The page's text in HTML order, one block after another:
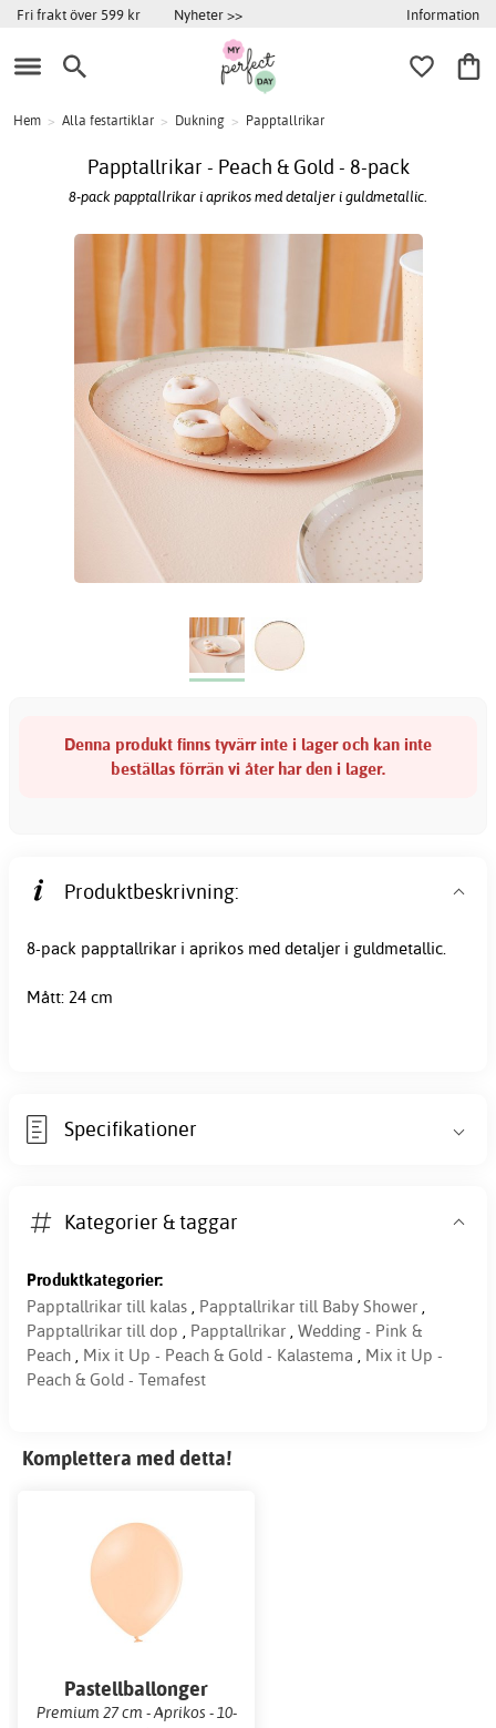
Fri frakt över 599 kr Nyheter >> Information
Hem > Alla festartiklar > Dukning > Papptallrikar
Papptallrikar - Peach & Gold - 8-pack
8-pack papptallrikar i aprikos med detaljer i guldmetallic.
Denna produkt finns tyvärr inte i lager och kan inte
beställas förrän vi åter har den i lager.
Produktbeskrivning:
8-pack papptallrikar i aprikos med detaljer i guldmetallic.
Mått: 24 cm
Specifikationer
Kategorier & taggar
Produktkategorier:
Papptallrikar till kalas
Papptallrikar till Baby Shower
Papptallrikar till dop
Papptallrikar Wedding - Pink &
Peach
Mix it Up - Peach & Gold - Kalastema
Mix it Up -
Peach & Gold - Temafest
Komplettera med detta!
Pastellballonger
Premium 27 cm - Aprikos - 10-